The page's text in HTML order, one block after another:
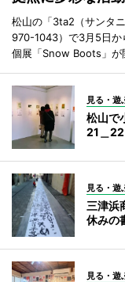
松山の「3ta2（サンタ
970-1043）で3月5日か
個展「Snow Boots」が
見る・遊
松山で
21＿22
見る・遊
三津浜
休みの
見る・遊